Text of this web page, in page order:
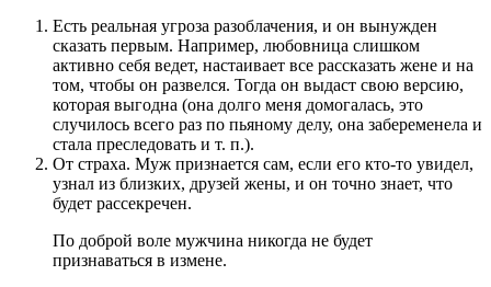
Есть реальная угроза разоблачения, и он вынужден
сказать первым. Например, любовница слишком
активно себя ведет, настаивает все рассказать жене и на
том, чтобы он развелся. Тогда он выдаст свою версию,
которая выгодна (она долго меня домогалась, это
случилось всего раз по пьяному делу, она забеременела и
стала преследовать и т. п.).
От страха. Муж признается сам, если его кто-то увидел,
узнал из близких, друзей жены, и он точно знает, что
будет рассекречен.
По доброй воле мужчина никогда не будет
признаваться в измене.